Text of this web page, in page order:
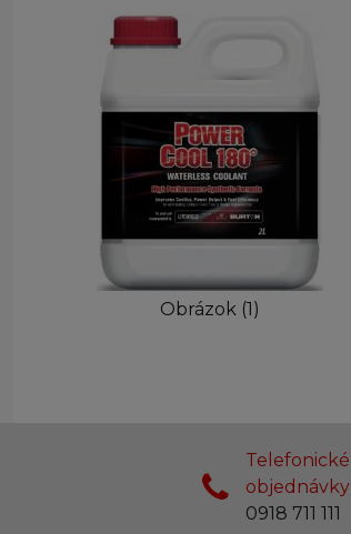
Obrázok (1)
Telefonické
objednávky
0918 711 111